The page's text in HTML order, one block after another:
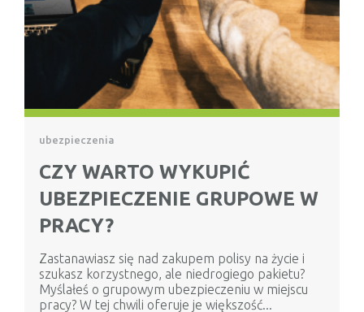
ubezpieczenia
CZY WARTO WYKUPIĆ
UBEZPIECZENIE GRUPOWE W
PRACY?
Zastanawiasz się nad zakupem polisy na życie i
szukasz korzystnego, ale niedrogiego pakietu?
Myślałeś o grupowym ubezpieczeniu w miejscu
pracy? W tej chwili oferuje je większość...